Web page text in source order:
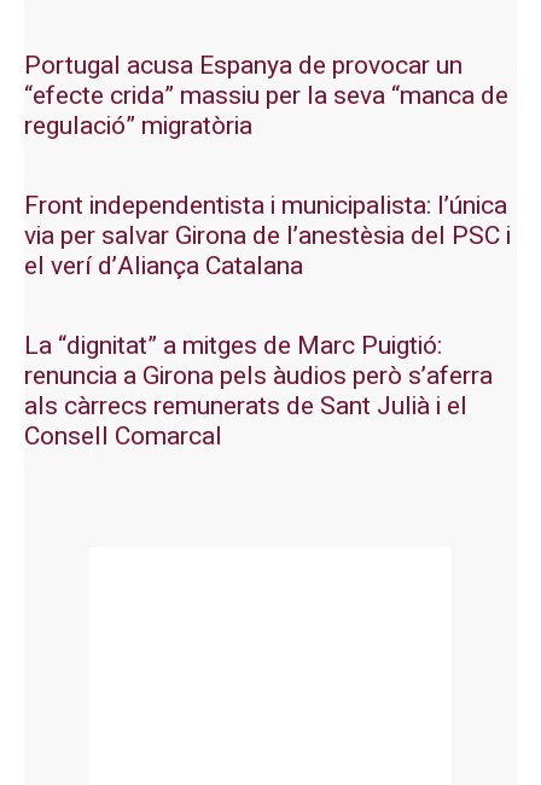
Portugal acusa Espanya de provocar un
“efecte crida” massiu per la seva “manca de
regulació” migratòria
Front independentista i municipalista: l’única
via per salvar Girona de l’anestèsia del PSC i
el verí d’Aliança Catalana
La “dignitat” a mitges de Marc Puigtió:
renuncia a Girona pels àudios però s’aferra
als càrrecs remunerats de Sant Julià i el
Consell Comarcal